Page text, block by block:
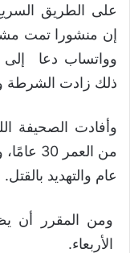
إن منشورا تمت
وواتساب دعا إلى
ذلك زادت الشرطة
وأفادت الصحيفة
من
عام والتهديد بالقتل.
ومن المقرر أن
الأربعاء.